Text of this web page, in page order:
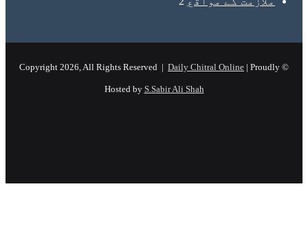
Daily Chitral Online |
Hosted byS.Sabir Ali Shah